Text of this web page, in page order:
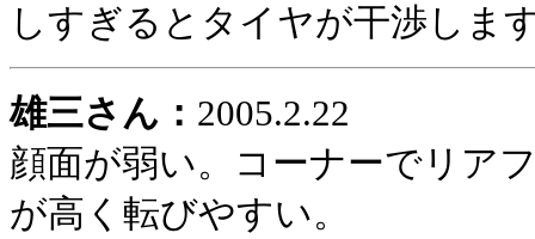
しすぎるとタイヤが干渉しま
雄三さん： 2005.2.22
顔面が弱い。コーナーでリア
が高く転びやすい。